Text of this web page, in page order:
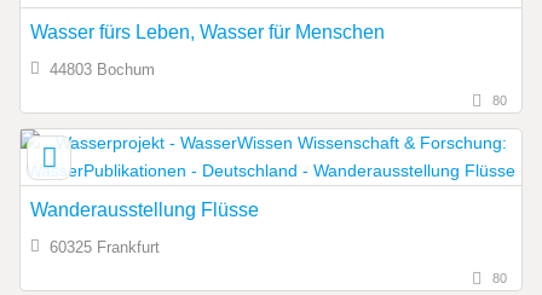
Wasser fürs Leben, Wasser für Menschen
44803 Bochum
80
Wanderausstellung Flüsse
60325 Frankfurt
80